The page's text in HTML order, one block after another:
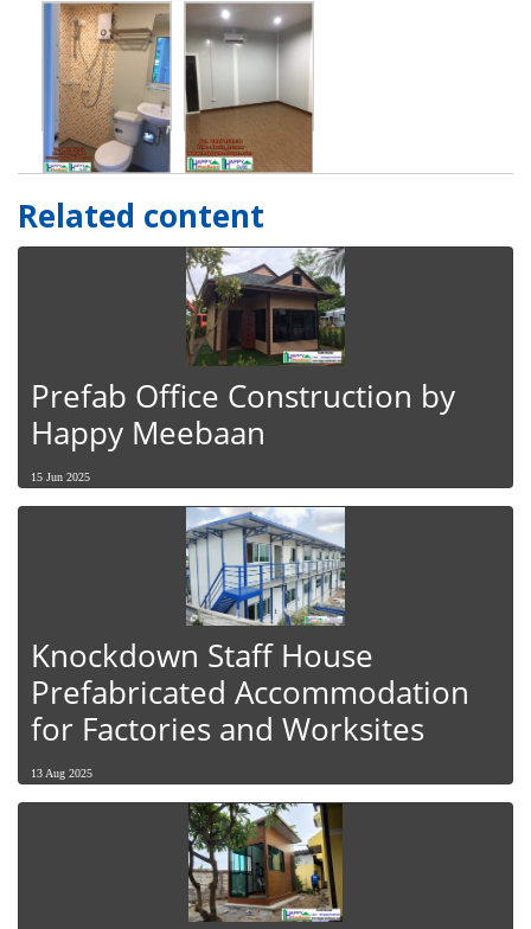
Related content
Prefab Office Construction by
Happy Meebaan
15 Jun 2025
Knockdown Staff House
Prefabricated Accommodation
for Factories and Worksites
13 Aug 2025